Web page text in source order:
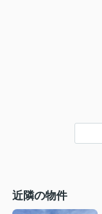
近隣の物件